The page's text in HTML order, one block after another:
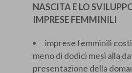
NASCITA E LO
IMPRESE FEMMINILI
imprese femminili
meno di dodici mesi alla
presentazione della